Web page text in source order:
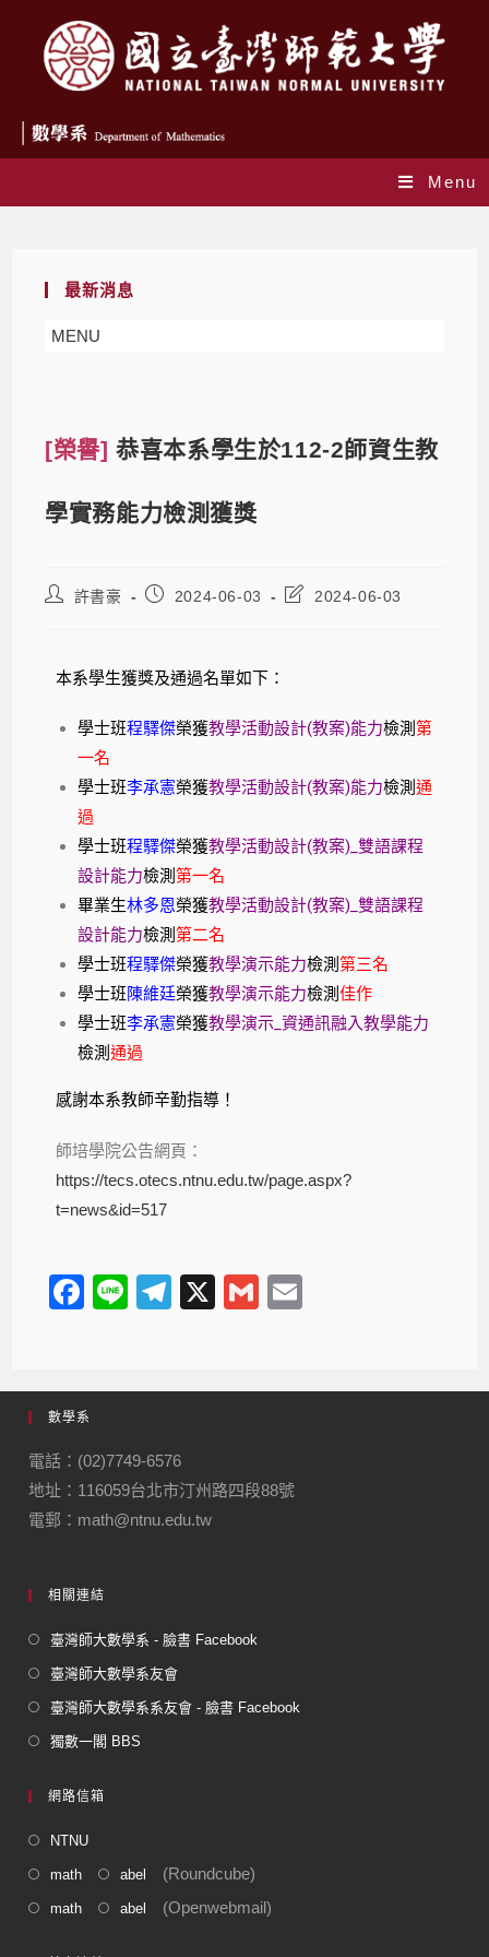
Menu
最新消息
MENU
[榮譽]恭喜本系學生於112-2師資生教
學實務能力檢測獲獎
許書豪 2024-06-03 2024-06-03
本系學生獲獎及通過名單如下：
學士班程驛傑榮獲教學活動設計(教案)能力檢測第
一名
學士班李承憲榮獲教學活動設計(教案)能力檢測通
過
學士班程驛傑榮獲教學活動設計(教案)_雙語課程
設計能力檢測第一名
畢業生林多恩榮獲教學活動設計(教案)_雙語課程
設計能力檢測第二名
學士班程驛傑榮獲教學演示能力檢測第三名
學士班陳維廷榮獲教學演示能力檢測佳作
學士班李承憲榮獲教學演示_資通訊融入教學能力
檢測通過
感謝本系教師辛勤指導！
師培學院公告網頁：
https://tecs.otecs.ntnu.edu.tw/page.aspx?
t=news&id=517
F
e
b
o
o
k
Li
T
gr
m
X
G
數學系
電話：(02)7749-6576
地址：116059台北市汀州路四段88號
電郵：math@ntnu.edu.tw
相關連結
臺灣師大數學系 - 臉書 Facebook
臺灣師大數學系友會
臺灣師大數學系系友會 - 臉書 Facebook
獨數一閣 BBS
網路信箱
NTNU
math abel (Roundcube)
math abel (Openwebmail)